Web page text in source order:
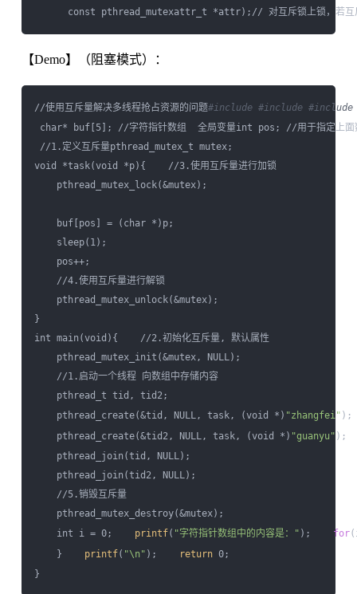
【Demo】（阻塞模式）：
//使用互斥量解决多线程抢占资源的问题#include #include
char* buf[5]; //字符指针数组  全局变量int pos; //用于指定上面
//1.定义互斥量pthread_mutex_t mutex;
void *task(void *p){    //3.使用互斥量进行加锁
pthread_mutex_lock(&mutex);
buf[pos] = (char *)p;
sleep(1);
pos++;
//4.使用互斥量进行解锁
pthread_mutex_unlock(&mutex);
}
int main(void){    //2.初始化互斥量, 默认属性
pthread_mutex_init(&mutex, NULL);
//1.启动一个线程 向数组中存储内容
pthread_t tid, tid2;
pthread_create(&tid, NULL, task, (void *) "zhangfei" );
pthread_create(&tid2, NULL, task, (void *) "guanyu" );
pthread_join(tid, NULL);
pthread_join(tid2, NULL);
//5.销毁互斥量
pthread_mutex_destroy(&mutex);
int i = 0; printf( "字符指针数组中的内容是：" ); for
} printf( "\n" ); return 0;